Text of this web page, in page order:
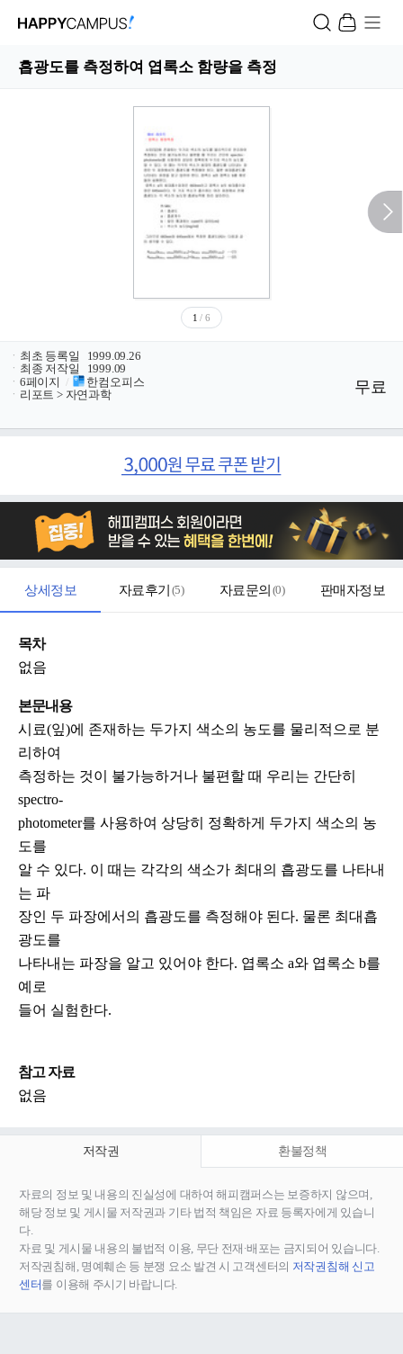
흡광도를 측정하여 엽록소 함량을 측정
1 / 6
ㆍ 최초 등록일
1999.09.26
ㆍ 최종 저작일
1999.09
ㆍ 6페이지 /
한컴오피스
ㆍ 리포트 > 자연과학 무료
상세정보 자료후기 (5) 자료문의 (0) 판매자정보
목차
없음
본문내용
시료(잎)에 존재하는 두가지 색소의 농도를 물리적으로 분
리하여
측정하는 것이 불가능하거나 불편할 때 우리는 간단히
spectro-
photometer를 사용하여 상당히 정확하게 두가지 색소의 농
도를
알 수 있다. 이 때는 각각의 색소가 최대의 흡광도를 나타내
는 파
장인 두 파장에서의 흡광도를 측정해야 된다. 물론 최대흡
광도를
나타내는 파장을 알고 있어야 한다. 엽록소 a와 엽록소 b를
예로
들어 실험한다.
참고 자료
없음
저작권 환불정책
자료의 정보 및 내용의 진실성에 대하여 해피캠퍼스는 보증하지 않으며,
해당 정보 및 게시물 저작권과 기타 법적 책임은 자료 등록자에게 있습니
다.
자료 및 게시물 내용의 불법적 이용, 무단 전재∙배포는 금지되어 있습니다.
저작권침해, 명예훼손 등 분쟁 요소 발견 시 고객센터의 저작권침해 신고
센터를 이용해 주시기 바랍니다.